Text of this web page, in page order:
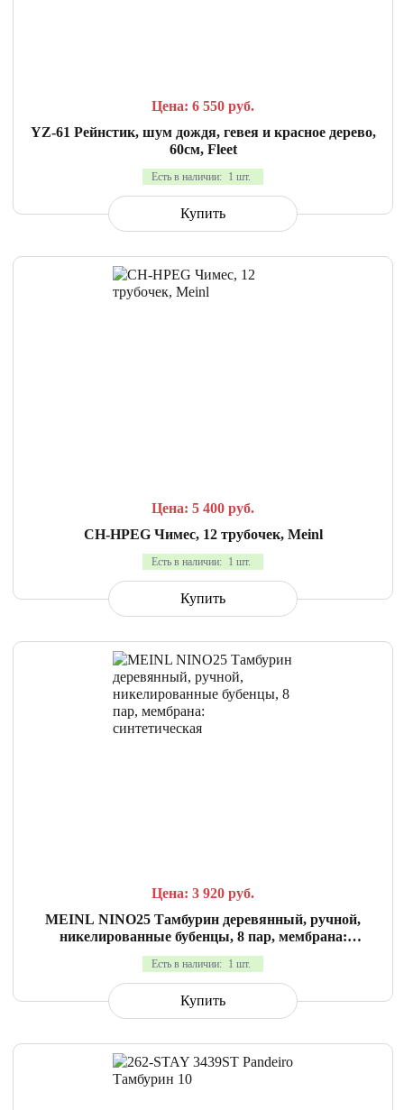
Цена: 6 550 руб.
YZ-61 Рейнстик, шум дождя, гевея и красное дерево,
60см, Fleet
Есть в наличии: 1 шт.
Купить
Цена: 5 400 руб.
CH-HPEG Чимес, 12 трубочек, Meinl
Есть в наличии: 1 шт.
Купить
Цена: 3 920 руб.
MEINL NINO25 Тамбурин деревянный, ручной,
никелированные бубенцы, 8 пар, мембрана:
синтетическая
Есть в наличии: 1 шт.
Купить